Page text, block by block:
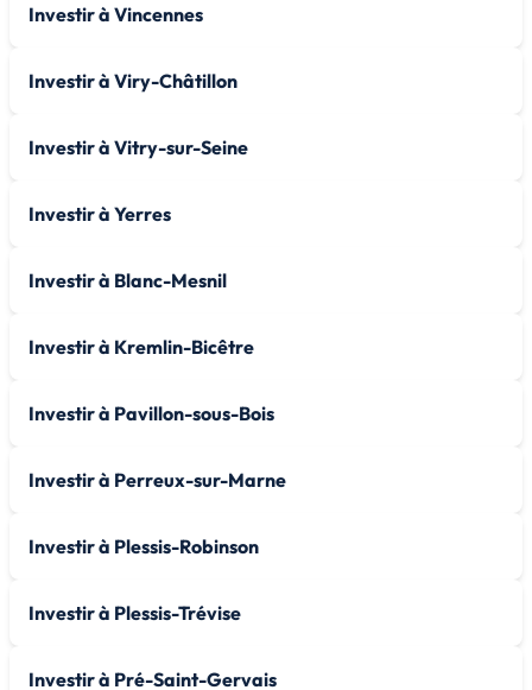
Investir à Vincennes
Investir à Viry-Châtillon
Investir à Vitry-sur-Seine
Investir à Yerres
Investir à Blanc-Mesnil
Investir à Kremlin-Bicêtre
Investir à Pavillon-sous-Bois
Investir à Perreux-sur-Marne
Investir à Plessis-Robinson
Investir à Plessis-Trévise
Investir à Pré-Saint-Gervais